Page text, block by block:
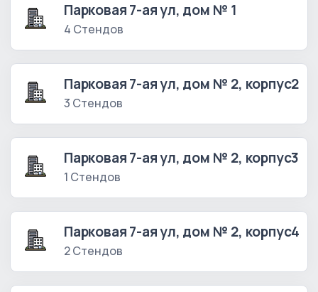
Парковая 7-ая ул, дом № 1
4 Стендов
Парковая 7-ая ул, дом № 2, корпус2
3 Стендов
Парковая 7-ая ул, дом № 2, корпус3
1 Стендов
Парковая 7-ая ул, дом № 2, корпус4
2 Стендов